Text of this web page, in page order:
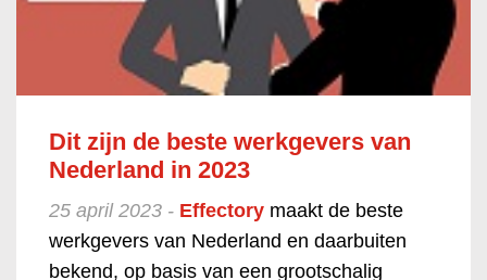
Dit zijn de beste werkgevers van
Nederland in 2023
25 april 2023 - Effectory maakt de beste
werkgevers van Nederland en daarbuiten
bekend, op basis van een grootschalig